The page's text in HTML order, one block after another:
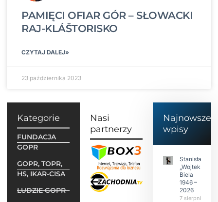
PAMIĘCI OFIAR GÓR – SŁOWACKI
RAJ-KLÁŠTORISKO
CZYTAJ DALEJ»
23 października 2023
Kategorie
FUNDACJA
GOPR
GOPR, TOPR,
HS, IKAR-CISA
LUDZIE GOPR
Nasi
partnerzy
Najnowsze
wpisy
Stanisław
„Wojtek”
Biela
1946 –
2026
7 sierpnia